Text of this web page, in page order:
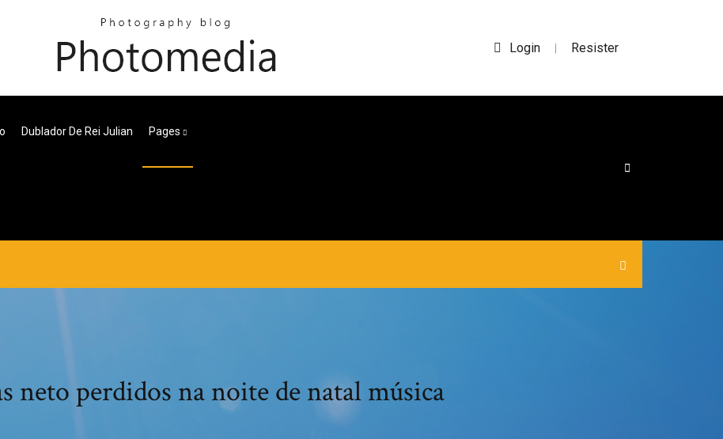
Login | Resister
Dublador De Rei Julian Pages
neto perdidos na noite de natal música